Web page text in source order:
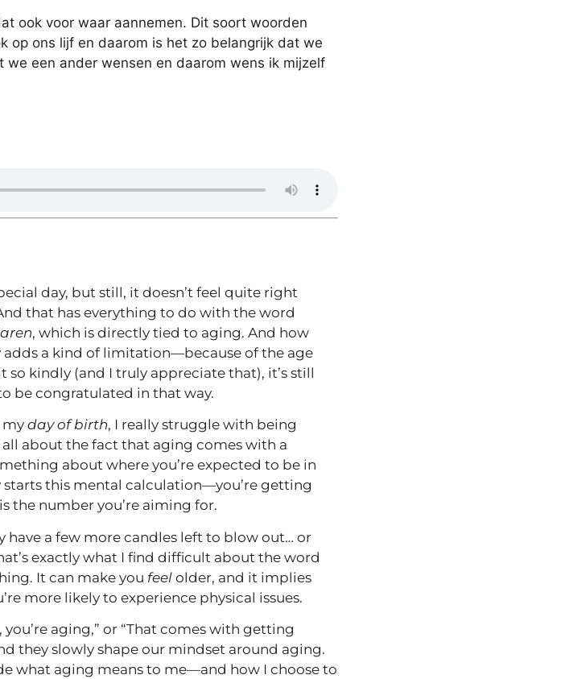
ook voor waar aannemen. Dit soort woorden
op ons lijf en daarom is het zo belangrijk dat we
een ander wensen en daarom wens ik mijzelf
day, but still, it doesn’t feel quite right
that has everything to do with the word
, which is directly tied to aging. And how
a kind of limitation—because of the age
kindly (and I truly appreciate that), it’s still
be congratulated in that way.
myday of birth, I really struggle with being
all about the fact that aging comes with a
about where you’re expected to be in
this mental calculation—you’re getting
the number you’re aiming for.
have a few more candles left to blow out… or
exactly what I find difficult about the word
It can make you feel older, and it implies
more likely to experience physical issues.
aging,” or “That comes with getting
they slowly shape our mindset around aging.
what aging means to me—and how I choose to